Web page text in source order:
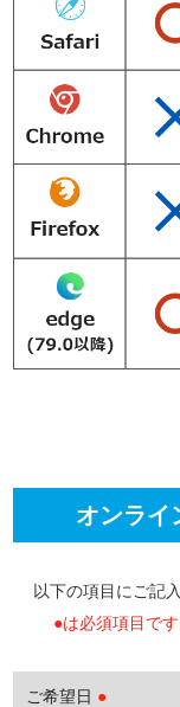
オンライ
以下の項目にご記
●は必須項目で
ご希望日 ●